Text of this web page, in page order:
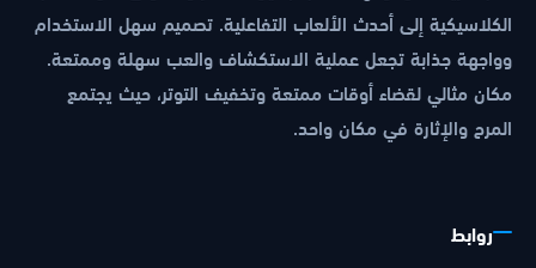
الكلاسيكية إلى أحدث الألعاب التفاعلية. تصميم سهل الاستخدام
وواجهة جذابة تجعل عملية الاستكشاف والعب سهلة وممتعة.
مكان مثالي لقضاء أوقات ممتعة وتخفيف التوتر، حيث يجتمع
المرح والإثارة في مكان واحد.
روابط